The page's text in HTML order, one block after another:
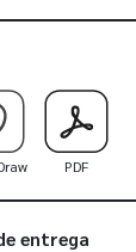
utilizar os
PDF
entrega